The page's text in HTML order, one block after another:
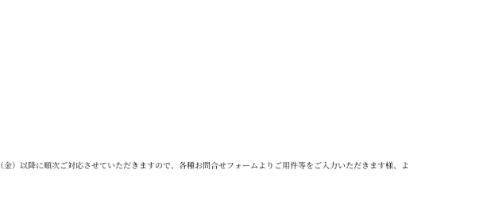
（金）以降に順次ご対応させていただきますので、各種お問合せフォームよりご用件等をご入力いただきます様、よ